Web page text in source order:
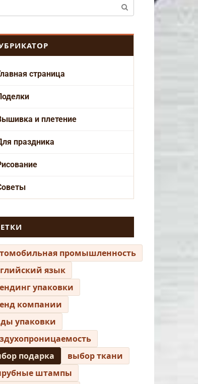
страница
и плетение
праздника
промышленность
язык
упаковки
компании
упаковки
подарка
выбор ткани
штампы